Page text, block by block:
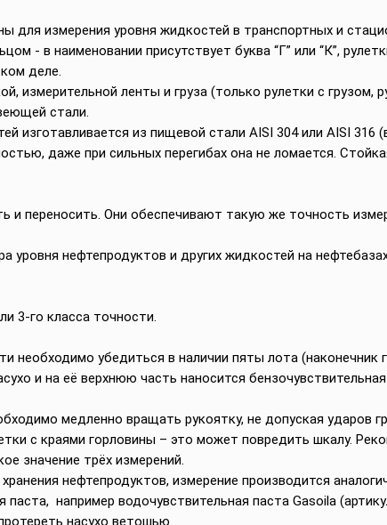
для измерения уровня жидкостей в транспортных и
- в наименовании присутствует буква “Г” или “К”,
деле.
измерительной ленты и груза (только рулетки с грузом,
стали.
изготавливается из пищевой стали AISI 304 или AISI 316
даже при сильных перегибах она не ломается.
и переносить. Они обеспечивают такую же точность
нефтепродуктов и других жидкостей на
3-го класса точности.
необходимо убедиться в наличии пяты лота
и на её верхнюю часть наносится
медленно вращать рукоятку, не допуская ударов
с краями горловины – это может повредить шкалу.
значение трёх измерений.
нефтепродуктов, измерение производится
например водочувствительная паста Gasoila
насухо ветошью.